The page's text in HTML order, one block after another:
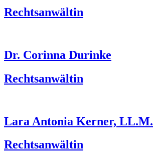
Rechtsanwältin
Dr. Corinna Durinke
Rechtsanwältin
Lara Antonia Kerner, LL.M.
Rechtsanwältin